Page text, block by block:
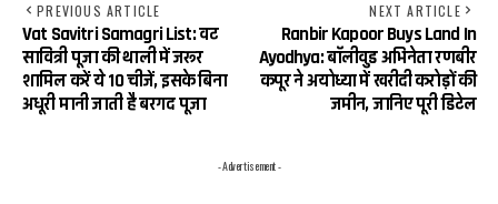
PREVIOUS ARTICLE
Vat Savitri Samagri List: वट
सावित्री पूजा की थाली में जरूर
शामिल करें ये 10 चीजें, इसके बिना
अधूरी मानी जाती है बरगद पूजा
NEXT ARTICLE
Ranbir Kapoor Buys Land In
Ayodhya: बॉलीवुड अभिनेता रणबीर
कपूर ने अयोध्या में खरीदी करोड़ों की
जमीन, जानिए पूरी डिटेल
- Advertisement -